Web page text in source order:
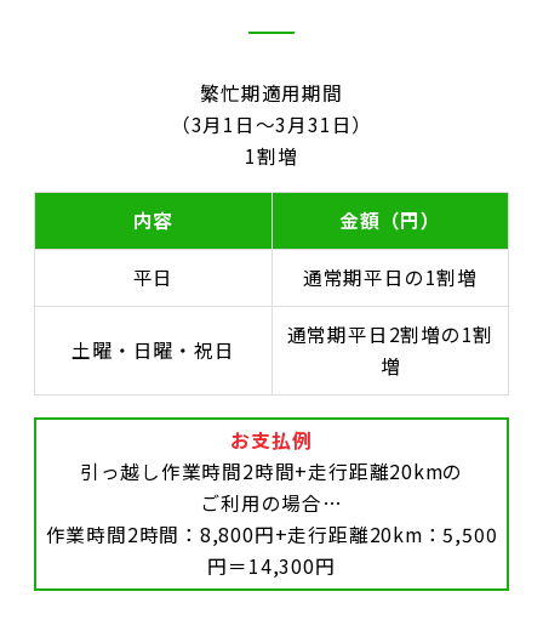
繁忙期適用期間
（3月1日～3月31日）
1割増
内容 金額（円）
平日 通常期平日の1割増
土曜・日曜・祝日
通常期平日2割増の1割
増
お支払例
引っ越し作業時間2時間+走行距離20kmの
ご利用の場合…
作業時間2時間：8,800円+走行距離20km：5,500
円＝14,300円